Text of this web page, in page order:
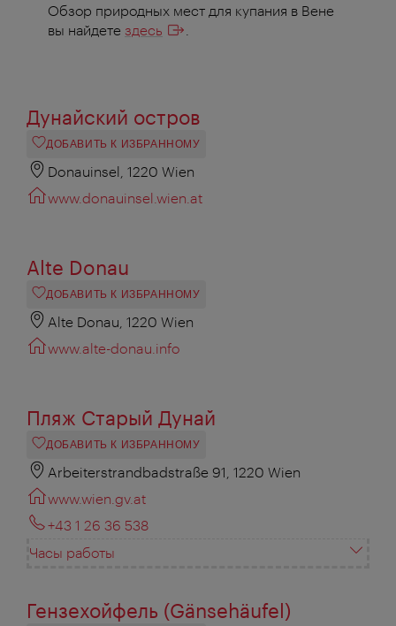
Обзор природных мест для купания в Вене
вы найдете здесь
Дунайский остров
ДОБАВИТЬ К ИЗБРАННОМУ
Donauinsel, 1220 Wien
www.donauinsel.wien.at
Alte Donau
ДОБАВИТЬ К ИЗБРАННОМУ
Alte Donau, 1220 Wien
www.alte-donau.info
Пляж Старый Дунай
ДОБАВИТЬ К ИЗБРАННОМУ
Arbeiterstrandbadstraße 91, 1220 Wien
www.wien.gv.at
+43 1 26 36 538
Часы работы
Гензехойфель (Gänsehäufel)